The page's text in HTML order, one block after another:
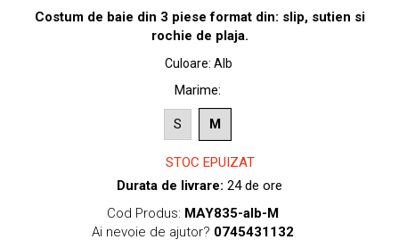
Costum de baie din 3 piese format din: slip, sutien si
rochie de plaja.
Culoare: Alb
Marime:
S M
STOC EPUIZAT
Durata de livrare: 24 de ore
Cod Produs: MAY835-alb-M
Ai nevoie de ajutor? 0745431132